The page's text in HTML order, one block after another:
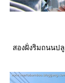
สองฝั่งริมถนนป